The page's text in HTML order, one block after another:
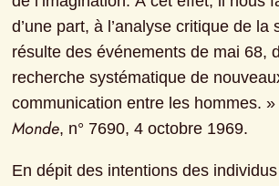
d’une part, à l’analyse critique de la
résulte des événements de mai 68,
recherche systématique de
communication entre les hommes.
Monde, n° 7690, 4 octobre 1969.
En dépit des intentions des